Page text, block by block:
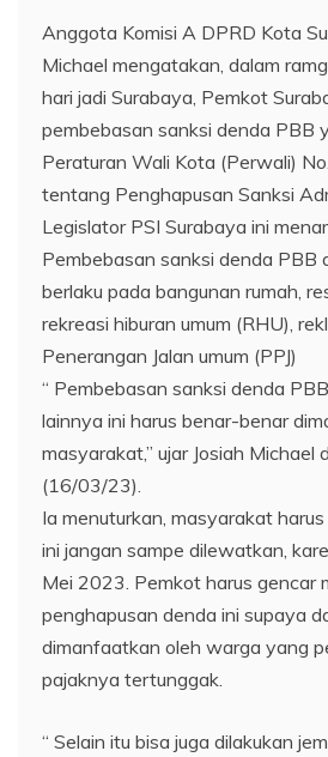
Anggota Komisi A DPRD Kota
Michael mengatakan, dalam
hari jadi Surabaya, Pemkot
pembebasan sanksi denda PBB
Peraturan Wali Kota (Perwali)
tentang Penghapusan Sanksi
Legislator PSI Surabaya ini
Pembebasan sanksi denda PBB
berlaku pada bangunan rumah,
rekreasi hiburan umum (RHU),
Penerangan Jalan umum (PPJ)
“ Pembebasan sanksi denda
lainnya ini harus benar-benar
masyarakat,” ujar Josiah Michael
(16/03/23).
Ia menuturkan, masyarakat
ini jangan sampe dilewatkan,
Mei 2023. Pemkot harus gencar
penghapusan denda ini supaya
dimanfaatkan oleh warga yang
pajaknya tertunggak.
“ Selain itu bisa juga dilakukan